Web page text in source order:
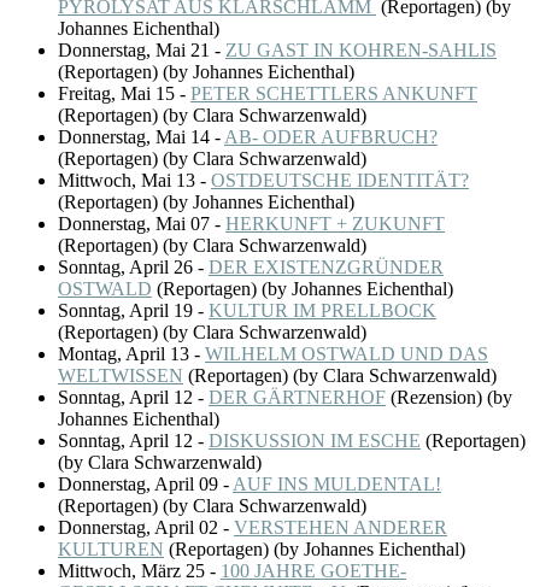
PYROLYSAT AUS KLÄRSCHLAMM (Reportagen) (by
Johannes Eichenthal)
Donnerstag, Mai 21 - ZU GAST IN KOHREN-SAHLIS
(Reportagen) (by Johannes Eichenthal)
Freitag, Mai 15 - PETER SCHETTLERS ANKUNFT
(Reportagen) (by Clara Schwarzenwald)
Donnerstag, Mai 14 - AB- ODER AUFBRUCH?
(Reportagen) (by Clara Schwarzenwald)
Mittwoch, Mai 13 - OSTDEUTSCHE IDENTITÄT?
(Reportagen) (by Johannes Eichenthal)
Donnerstag, Mai 07 - HERKUNFT + ZUKUNFT
(Reportagen) (by Clara Schwarzenwald)
Sonntag, April 26 - DER EXISTENZGRÜNDER
OSTWALD (Reportagen) (by Johannes Eichenthal)
Sonntag, April 19 - KULTUR IM PRELLBOCK
(Reportagen) (by Clara Schwarzenwald)
Montag, April 13 - WILHELM OSTWALD UND DAS
WELTWISSEN (Reportagen) (by Clara Schwarzenwald)
Sonntag, April 12 - DER GÄRTNERHOF (Rezension) (by
Johannes Eichenthal)
Sonntag, April 12 - DISKUSSION IM ESCHE (Reportagen)
(by Clara Schwarzenwald)
Donnerstag, April 09 - AUF INS MULDENTAL!
(Reportagen) (by Clara Schwarzenwald)
Donnerstag, April 02 - VERSTEHEN ANDERER
KULTUREN (Reportagen) (by Johannes Eichenthal)
Mittwoch, März 25 - 100 JAHRE GOETHE-